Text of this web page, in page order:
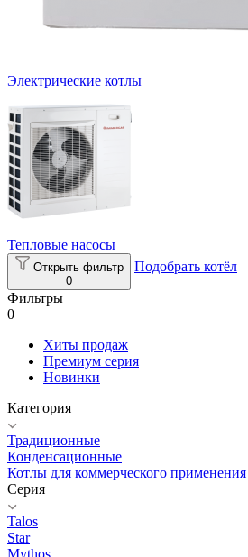
Электрические котлы
Тепловые насосы
Открыть фильтр
0
Подобрать котёл
Фильтры
0
Хиты продаж
Премиум серия
Новинки
Категория
Традиционные
Конденсационные
Котлы для коммерческого применения
Серия
Talos
Star
Mythos